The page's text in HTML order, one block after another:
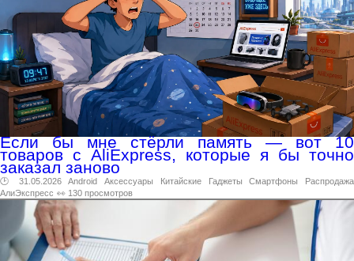
Если бы мне стёрли память — вот 10
товаров с AliExpress, которые я бы точно
заказал заново
🕑 31.05.2026 Android Аксессуары Китайские Гаджеты Смартфоны
Распродажа
АлиЭкспресс 👀 130 просмотров